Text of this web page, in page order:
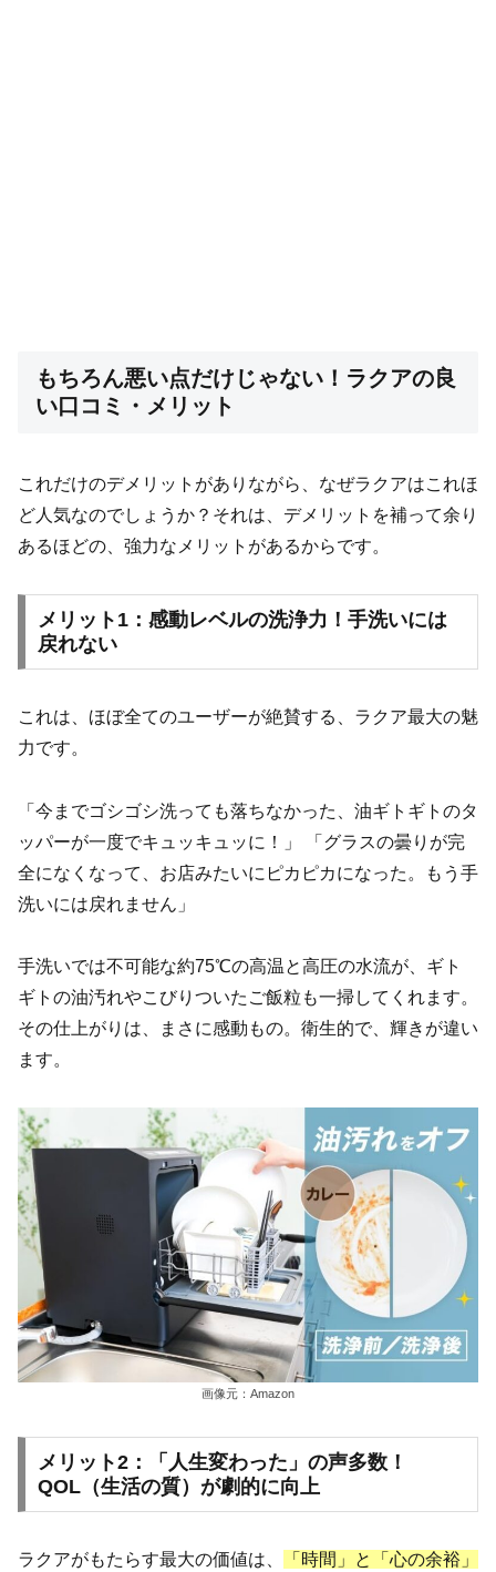
もちろん悪い点だけじゃない！ラクアの良
い口コミ・メリット
これだけのデメリットがありながら、なぜラクアはこれほ
ど人気なのでしょうか？それは、デメリットを補って余り
あるほどの、強力なメリットがあるからです。
メリット1：感動レベルの洗浄力！手洗いには
戻れない
これは、ほぼ全てのユーザーが絶賛する、ラクア最大の魅
力です。
「今までゴシゴシ洗っても落ちなかった、油ギトギトのタ
ッパーが一度でキュッキュッに！」 「グラスの曇りが完
全になくなって、お店みたいにピカピカになった。もう手
洗いには戻れません」
手洗いでは不可能な約75℃の高温と高圧の水流が、ギト
ギトの油汚れやこびりついたご飯粒も一掃してくれます。
その仕上がりは、まさに感動もの。衛生的で、輝きが違い
ます。
画像元：Amazon
メリット2：「人生変わった」の声多数！
QOL（生活の質）が劇的に向上
ラクアがもたらす最大の価値は、
「時間」と「心の余裕」